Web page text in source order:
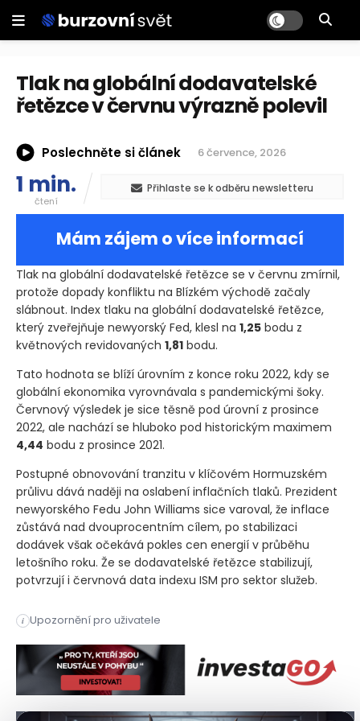
Tlak na globální dodavatelské
řetězce v červnu výrazně polevil
Poslechněte si článek 6 července, 2026
1 min.
čtení
Přihlaste se k odběru newsletteru
Mám zájem o více informací
Tlak na globální dodavatelské řetězce se v červnu zmírnil,
protože dopady konfliktu na Blízkém východě začaly
slábnout. Index tlaku na globální dodavatelské řetězce,
který zveřejňuje newyorský Fed, klesl na 1,25 bodu z
květnových revidovaných 1,81 bodu.
Tato hodnota se blíží úrovním z konce roku 2022, kdy se
globální ekonomika vyrovnávala s pandemickými šoky.
Červnový výsledek je sice těsně pod úrovní z prosince
2022, ale nachází se hluboko pod historickým maximem
4,44 bodu z prosince 2021.
Postupné obnovování tranzitu v klíčovém Hormuzském
průlivu dává naději na oslabení inflačních tlaků. Prezident
newyorského Fedu John Williams sice varoval, že inflace
zůstává nad dvouprocentním cílem, po stabilizaci
dodávek však očekává pokles cen energií v průběhu
letošního roku. Že se dodavatelské řetězce stabilizují,
potvrzují i červnová data indexu ISM pro sektor služeb.
i Upozornění pro uživatele
Tlak na globální dodavatelské řetězce se v červnu zmírnil,